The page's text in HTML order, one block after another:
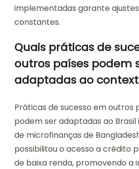
implementadas garante
constantes.
Quais práticas de
outros países podem
adaptadas ao
Práticas de sucesso em outros
podem ser adaptadas ao
de microfinanças de
possibilitou o acesso a crédito
de baixa renda, promovendo a